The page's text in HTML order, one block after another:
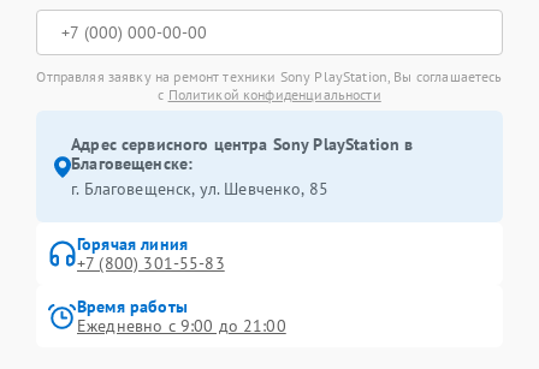
Отправляя заявку на ремонт техники Sony PlayStation, Вы соглашаетесь
с Политикой конфиденциальности
Адрес сервисного центра Sony PlayStation в
Благовещенске:
г. Благовещенск, ул. Шевченко, 85
Горячая линия
+7 (800) 301-55-83
Время работы
Ежедневно с 9:00 до 21:00